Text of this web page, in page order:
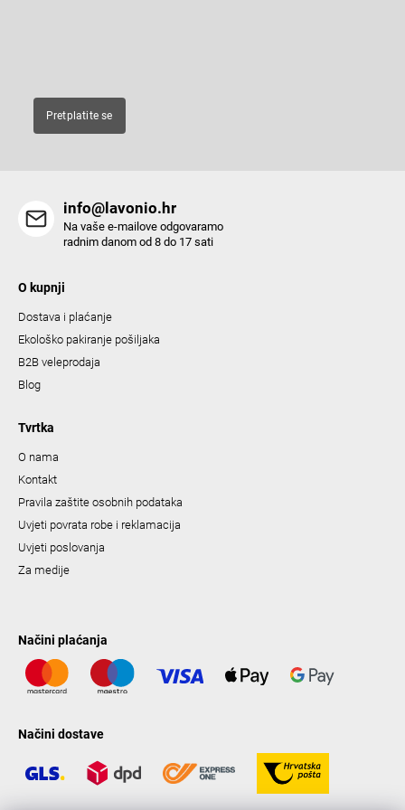
Pretplatite se
info@lavonio.hr
Na vaše e-mailove odgovaramo
radnim danom od 8 do 17 sati
O kupnji
Dostava i plaćanje
Ekološko pakiranje pošiljaka
B2B veleprodaja
Blog
Tvrtka
O nama
Kontakt
Pravila zaštite osobnih podataka
Uvjeti povrata robe i reklamacija
Uvjeti poslovanja
Za medije
Načini plaćanja
Načini dostave